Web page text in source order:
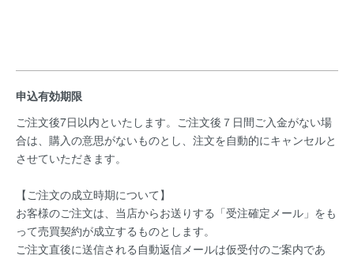
申込有効期限
ご注文後7日以内といたします。ご注文後７日間ご入金がない場
合は、購入の意思がないものとし、注文を自動的にキャンセルと
させていただきます。
【ご注文の成立時期について】
お客様のご注文は、当店からお送りする「受注確定メール」をも
って売買契約が成立するものとします。
ご注文直後に送信される自動返信メールは仮受付のご案内であ